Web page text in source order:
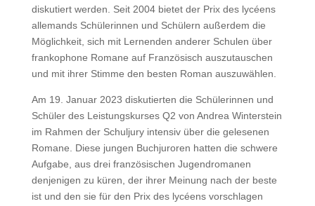
diskutiert werden. Seit 2004 bietet der Prix des lycéens
allemands Schülerinnen und Schülern außerdem die
Möglichkeit, sich mit Lernenden anderer Schulen über
frankophone Romane auf Französisch auszutauschen
und mit ihrer Stimme den besten Roman auszuwählen.
Am 19. Januar 2023 diskutierten die Schülerinnen und
Schüler des Leistungskurses Q2 von Andrea Winterstein
im Rahmen der Schuljury intensiv über die gelesenen
Romane. Diese jungen Buchjuroren hatten die schwere
Aufgabe, aus drei französischen Jugendromanen
denjenigen zu küren, der ihrer Meinung nach der beste
ist und den sie für den Prix des lycéens vorschlagen